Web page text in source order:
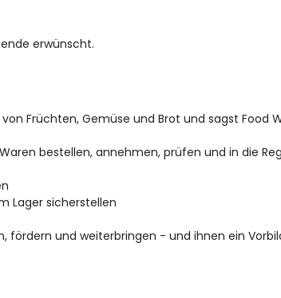
erwünscht.
Früchten, Gemüse und Brot und sagst Food
bestellen, annehmen, prüfen und in die
Lager sicherstellen
fördern und weiterbringen - und ihnen ein